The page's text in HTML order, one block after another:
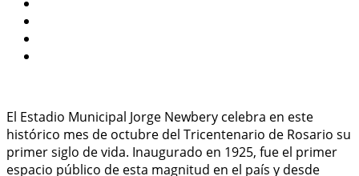
El Estadio Municipal Jorge Newbery celebra en este
histórico mes de octubre del Tricentenario de Rosario su
primer siglo de vida. Inaugurado en 1925, fue el primer
espacio público de esta magnitud en el país y desde